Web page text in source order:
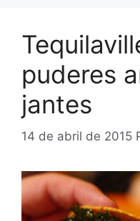
puderes
jantes
14 de abril de 2015